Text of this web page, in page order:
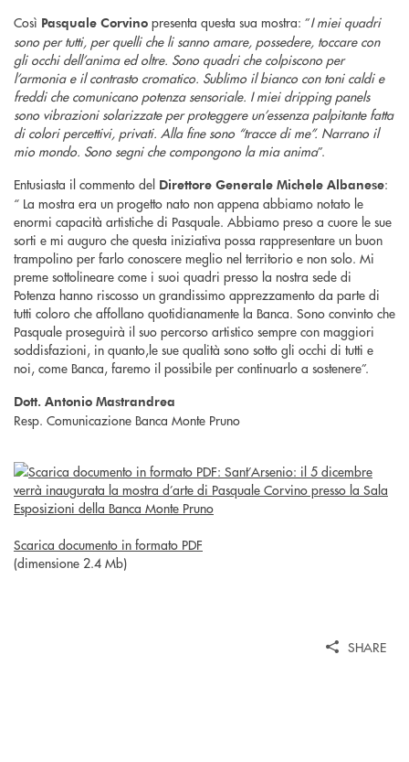
Così Pasquale Corvino presenta questa sua mostra: ”I miei quadri
sono per tutti, per quelli che li sanno amare, possedere, toccare con
gli occhi dell’anima ed oltre. Sono quadri che colpiscono per
l’armonia e il contrasto cromatico. Sublimo il bianco con toni caldi e
freddi che comunicano potenza sensoriale. I miei dripping panels
sono vibrazioni solarizzate per proteggere un’essenza palpitante fatta
di colori percettivi, privati. Alla fine sono “tracce di me”. Narrano il
mio mondo. Sono segni che compongono la mia anima”.
Entusiasta il commento del Direttore Generale Michele Albanese:
“ La mostra era un progetto nato non appena abbiamo notato le
enormi capacità artistiche di Pasquale. Abbiamo preso a cuore le sue
sorti e mi auguro che questa iniziativa possa rappresentare un buon
trampolino per farlo conoscere meglio nel territorio e non solo. Mi
preme sottolineare come i suoi quadri presso la nostra sede di
Potenza hanno riscosso un grandissimo apprezzamento da parte di
tutti coloro che affollano quotidianamente la Banca. Sono convinto che
Pasquale proseguirà il suo percorso artistico sempre con maggiori
soddisfazioni, in quanto,le sue qualità sono sotto gli occhi di tutti e
noi, come Banca, faremo il possibile per continuarlo a sostenere”.
Dott. Antonio Mastrandrea
Resp. Comunicazione Banca Monte Pruno
Scarica documento in formato PDF
(dimensione 2.4 Mb)
SHARE